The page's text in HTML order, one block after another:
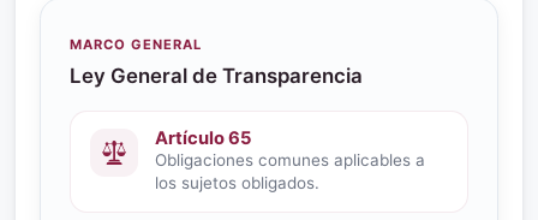
MARCO GENERAL
Ley General de Transparencia
Artículo 65
Obligaciones comunes aplicables a
los sujetos obligados.